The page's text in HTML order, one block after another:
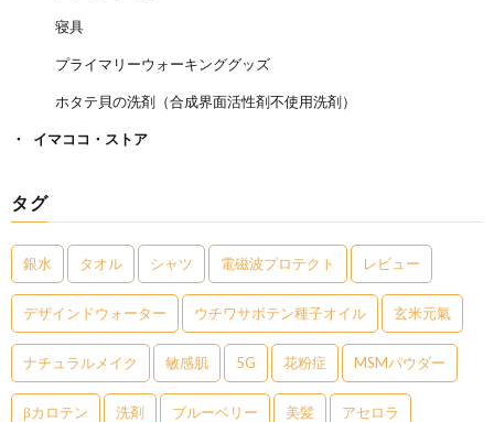
寝具
プライマリーウォーキンググッズ
ホタテ貝の洗剤（合成界面活性剤不使用洗剤）
イマココ・ストア
タグ
銀水 タオル シャツ 電磁波プロテクト レビュー
デザインドウォーター ウチワサボテン種子オイル 玄米元氣
ナチュラルメイク 敏感肌 5G 花粉症 MSMパウダー
βカロテン 洗剤 ブルーベリー 美髪 アセロラ